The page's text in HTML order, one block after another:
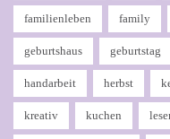
familienleben family
geburtshaus geburtstag
handarbeit herbst
kreativ kuchen